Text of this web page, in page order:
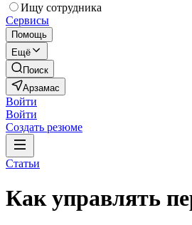
Ищу сотрудника
Сервисы
Помощь
Ещё
Поиск
Арзамас
Войти
Войти
Создать резюме
Статьи
Как управлять